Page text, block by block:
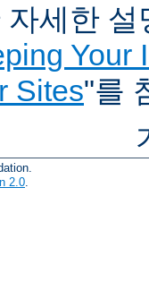
세한
Your
Sites"를
2.0